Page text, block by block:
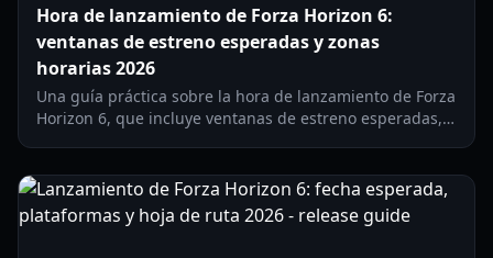
Hora de lanzamiento de Forza Horizon 6:
ventanas de estreno esperadas y zonas
horarias 2026
Una guía práctica sobre la hora de lanzamiento de Forza
Horizon 6, que incluye ventanas de estreno esperadas,